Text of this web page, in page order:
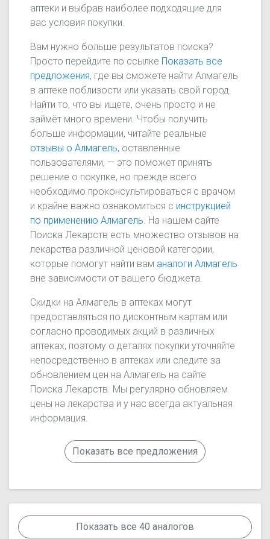
аптеки и выбрав наиболее подходящие для
вас условия покупки.
Вам нужно больше результатов поиска?
Просто перейдите по ссылке Показать все
предложения, где вы сможете найти Алмагель
в аптеке поблизости или указать свой город.
Найти то, что вы ищете, очень просто и не
займёт много времени. Чтобы получить
больше информации, читайте реальные
отзывы о Алмагель, оставленные
пользователями, — это поможет принять
решение о покупке, но прежде всего
необходимо проконсультироваться с врачом
и крайне важно ознакомиться с инструкцией
по применению Алмагель . На нашем сайте
Поиска Лекарств есть множество отзывов на
лекарства различной ценовой категории,
которые помогут найти вам аналоги Алмагель
вне зависимости от вашего бюджета.
Скидки на Алмагель в аптеках могут
предоставляться по дисконтным картам или
согласно проводимых акций в различных
аптеках, поэтому о деталях покупки уточняйте
непосредственно в аптеках или следите за
обновлением цен на Алмагель на сайте
Поиска Лекарств. Мы регулярно обновляем
цены на лекарства и у нас всегда актуальная
информация.
Показать все предложения
Показать все 40 аналогов